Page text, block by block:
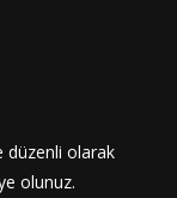
düzenli olarak
olunuz.